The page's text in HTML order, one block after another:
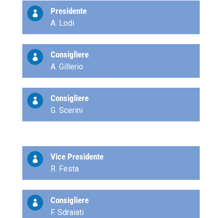
 Presidente
A. Lodi
 Consigliere
A. Gillerio
 Consigliere
G. Scerini
 Vice Presidente
R. Festa
 Consigliere
F. Sdraiati